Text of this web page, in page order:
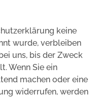
keine
wurde, verbleiben
uns, bis der Zweck
Wenn Sie ein
machen oder eine
widerrufen, werden